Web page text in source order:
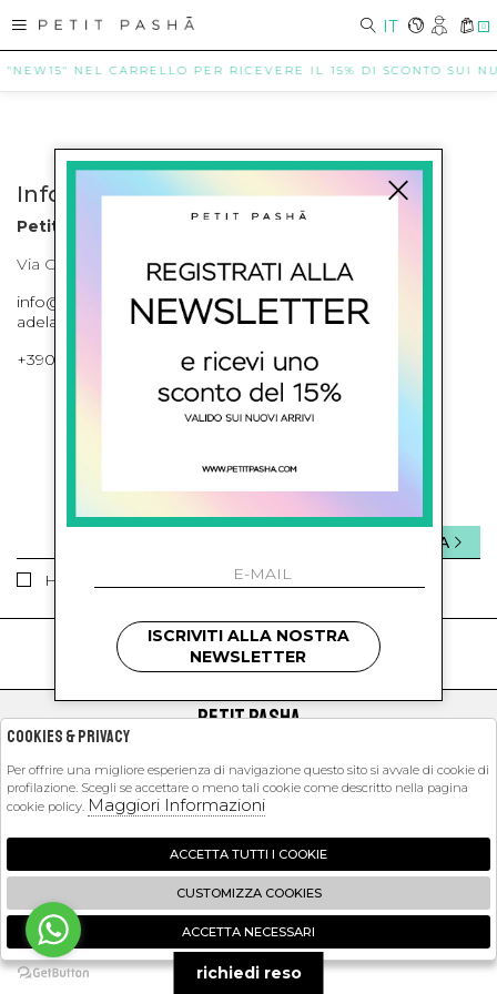
IT 0
NEL CARRELLO PER RICEVERE IL 15% DI SCONTO SUI
Info contatti
Petit Pasha
Via Cilea, 255 Napoli Corso Umberto I 301 Napoli
info@petitpasha.com, petitpasha@hotmail.it,
adelaide.petitpasha@hotmail.com
+39081643421 , +390812351280
ISCRIVITI ALLA NEWSLETTER
Ho letto ed accettato le condizioni sulla privacy.
INVIA
kids
PETIT PASHA
EXTRA
2026 Petit Pasha - P.iva : 09423341214 Powered by
Zucchetti
🍪
ISCRIVITI ALLA NOSTRA
NEWSLETTER
richiedi reso
Cookies & Privacy
Per offrire una migliore esperienza di navigazione questo sito si avvale di cookie di
profilazione. Scegli se accettare o meno tali cookie come descritto nella pagina
cookie policy. Maggiori Informazioni
ACCETTA TUTTI I COOKIE
CUSTOMIZZA COOKIES
ACCETTA NECESSARI